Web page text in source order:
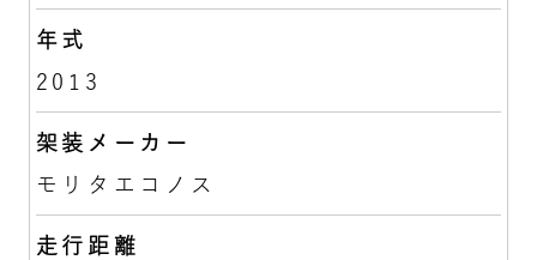
年式
2013
架装メーカー
モリタエコノス
走行距離